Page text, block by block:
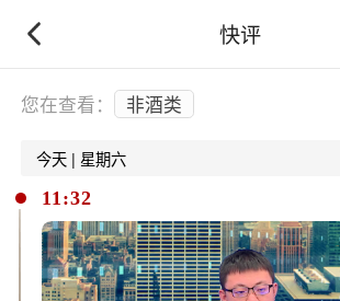
快评
下拉刷新
您在查看： 非酒类
今天 | 星期六
11:32